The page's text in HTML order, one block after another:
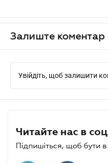
Залиште коментар
Увійдіть, щоб залишити
Читайте нас в
Підпишіться, щоб бути в